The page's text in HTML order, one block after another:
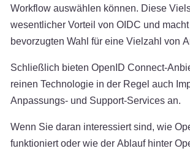
Workflow auswählen können. Diese
wesentlicher Vorteil von OIDC und
bevorzugten Wahl für eine Vielzahl von
Schließlich bieten OpenID Connect-
reinen Technologie in der Regel auch
Anpassungs- und Support-Services an.
Wenn Sie daran interessiert sind, wie
funktioniert oder wie der Ablauf hinter